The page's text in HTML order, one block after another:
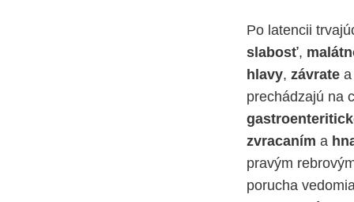
Po latencii
slabosť,
hlavy, závrate
prechádzajú na
zvracaním a
pravým
porucha